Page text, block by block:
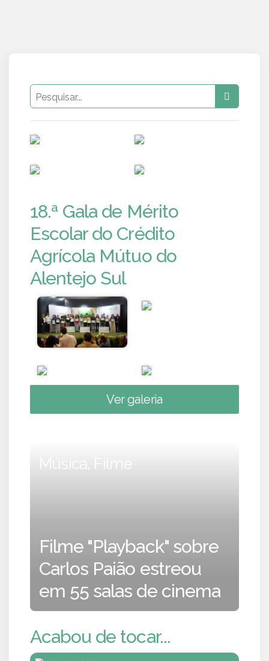
18.ª Gala de Mérito
Escolar do Crédito
Agrícola Mútuo do
Alentejo Sul
Ver galeria
Música, Filme
Filme "Playback" sobre
Carlos Paião estreou
em 55 salas de cinema
Acabou de tocar...